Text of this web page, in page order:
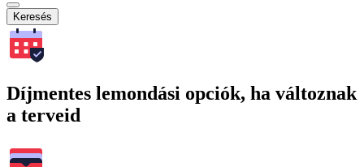
Keresés
Díjmentes lemondási opciók, ha változnak
a terveid